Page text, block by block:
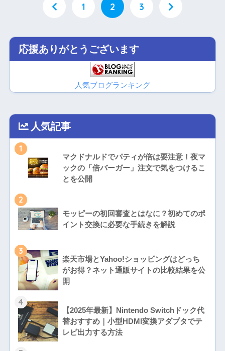
1 2 3
応援ありがとうございます
人気ブログランキング
人気記事
1
マクドナルドでパティが倍は要注意！夜マ
ックの「倍バーガー」注文で気をつけるこ
とを公開
2
モッピーの初回審査とはなに？初めてのポ
イント交換に必要な手続きを解説
3
楽天市場とYahoo!ショッピングはどっち
がお得？ネット通販サイトの比較結果を公
開
4
【2025年最新】Nintendo Switchドック代
替おすすめ｜小型HDMI変換アダプタでテ
レビ出力する方法